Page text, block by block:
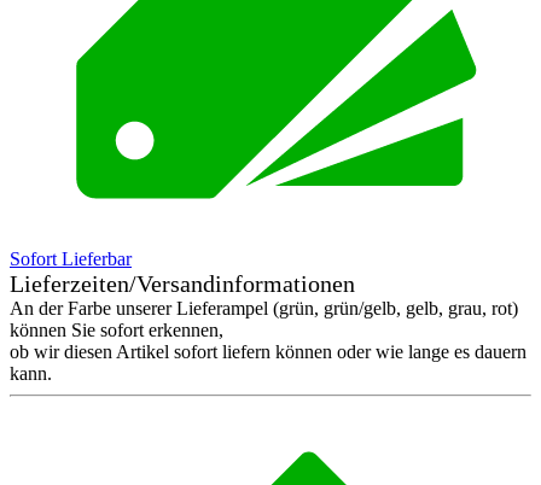
Sofort Lieferbar
Lieferzeiten/Versandinformationen
An der Farbe unserer Lieferampel (grün, grün/gelb, gelb, grau, rot)
können Sie sofort erkennen,
ob wir diesen Artikel sofort liefern können oder wie lange es dauern
kann.